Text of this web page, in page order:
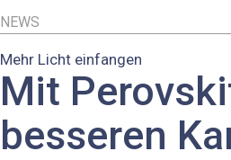
EU-
NEWS
Mehr Licht einfangen
Mit
besseren